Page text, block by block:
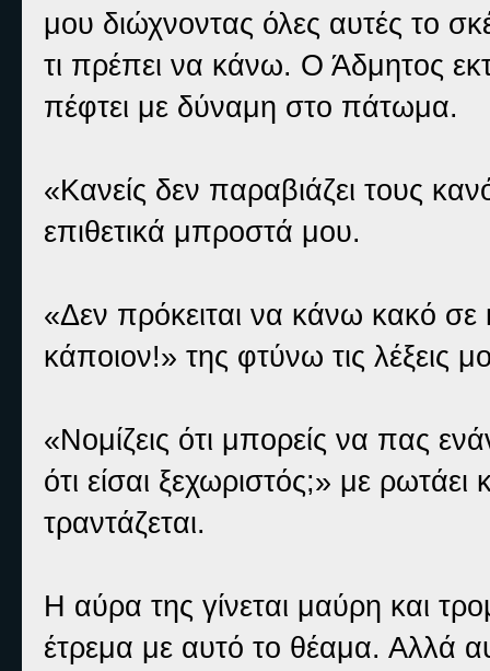
μου διώχνοντας όλες αυτές το
τι πρέπει να κάνω. Ο Άδμητος
πέφτει με δύναμη στο πάτωμα.
«Κανείς δεν παραβιάζει τους
επιθετικά μπροστά μου.
«Δεν πρόκειται να κάνω κακό
κάποιον!» της φτύνω τις λέξεις
«Νομίζεις ότι μπορείς να πας
ότι είσαι ξεχωριστός;» με
τραντάζεται.
Η αύρα της γίνεται μαύρη και
έτρεμα με αυτό το θέαμα. Αλλά